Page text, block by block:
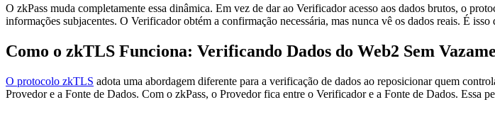
O zkPass muda completamente essa dinâmica. Em vez de dar ao Verificador acesso aos dados brutos, o
informações subjacentes. O Verificador obtém a confirmação necessária, mas nunca vê os dados reais. É
Como o zkTLS Funciona: Verificando Dados do Web2 Sem
O protocolo zkTLS adota uma abordagem diferente para a verificação de dados ao reposicionar quem
Provedor e a Fonte de Dados. Com o zkPass, o Provedor fica entre o Verificador e a Fonte de Dados. Essa